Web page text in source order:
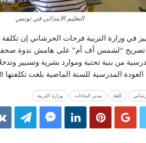
التعليم الابتدائي في تونس
وزارة التربية فرحات الحرشاني إن تكلفة العودة
“لشمس أف أم” على هامش ندوة صحفية
من بنية تحتية وموارد بشرية وتسيير
للسنة الماضية بلغت تكلفتها 1638 مليون دينار.
كلفة مدير البناءات وزارة التربية